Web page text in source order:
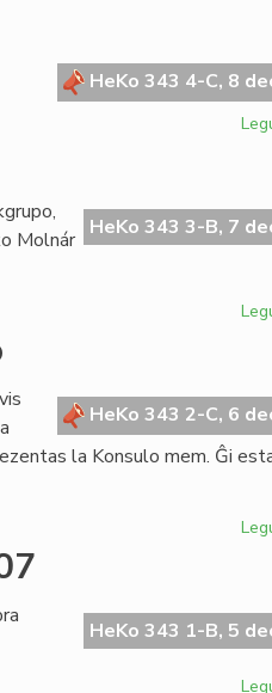
HeKo 343 4-C, 8
HeKo 343 3-B, 7
Molnár
HeKo 343 2-C, 6
la Konsulo mem. Ĝi
HeKo 343 1-B, 5